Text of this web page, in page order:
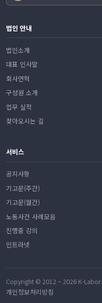
법인 안내
법인소개
대표 인사말
회사연혁
구성원 소개
업무 실적
찾아오시는 길
서비스
공지사항
기고문(주간)
기고문(월간)
노동사건 사례모음
진행중 강의
인트라넷
Copyright © 2012 ~ 2026 K-
개인정보처리방침